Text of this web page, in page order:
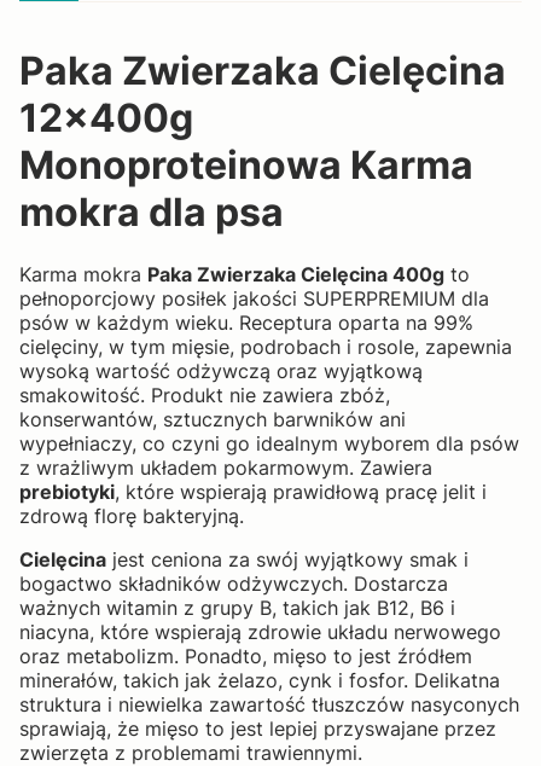
Paka Zwierzaka Cielęcina
12x400g
Monoproteinowa Karma
mokra dla psa
Karma mokra Paka Zwierzaka Cielęcina 400g to
pełnoporcjowy posiłek jakości SUPERPREMIUM dla
psów w każdym wieku. Receptura oparta na 99%
cielęciny, w tym mięsie, podrobach i rosole, zapewnia
wysoką wartość odżywczą oraz wyjątkową
smakowitość. Produkt nie zawiera zbóż,
konserwantów, sztucznych barwników ani
wypełniaczy, co czyni go idealnym wyborem dla psów
z wrażliwym układem pokarmowym. Zawiera
prebiotyki, które wspierają prawidłową pracę jelit i
zdrową florę bakteryjną.
Cielęcina jest ceniona za swój wyjątkowy smak i
bogactwo składników odżywczych. Dostarcza
ważnych witamin z grupy B, takich jak B12, B6 i
niacyna, które wspierają zdrowie układu nerwowego
oraz metabolizm. Ponadto, mięso to jest źródłem
minerałów, takich jak żelazo, cynk i fosfor. Delikatna
struktura i niewielka zawartość tłuszczów nasyconych
sprawiają, że mięso to jest lepiej przyswajane przez
zwierzęta z problemami trawiennymi.